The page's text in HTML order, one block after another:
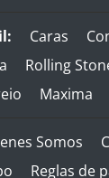
Caras
Rolling
Maxima
Somos
Reglas de